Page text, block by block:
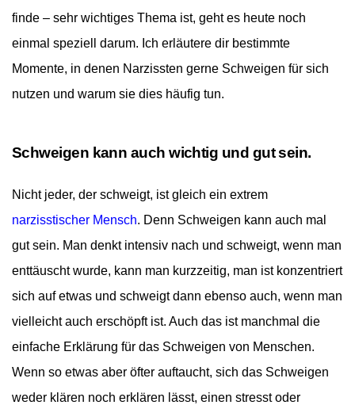
finde – sehr wichtiges Thema ist, geht es heute noch
einmal speziell darum. Ich erläutere dir bestimmte
Momente, in denen Narzissten gerne Schweigen für sich
nutzen und warum sie dies häufig tun.
Schweigen kann auch wichtig und gut sein.
Nicht jeder, der schweigt, ist gleich ein extrem
narzisstischer Mensch. Denn Schweigen kann auch mal
gut sein. Man denkt intensiv nach und schweigt, wenn man
enttäuscht wurde, kann man kurzzeitig, man ist konzentriert
sich auf etwas und schweigt dann ebenso auch, wenn man
vielleicht auch erschöpft ist. Auch das ist manchmal die
einfache Erklärung für das Schweigen von Menschen.
Wenn so etwas aber öfter auftaucht, sich das Schweigen
weder klären noch erklären lässt, einen stresst oder